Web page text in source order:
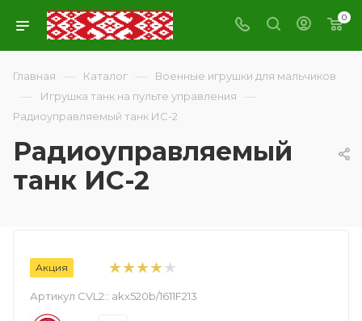
0
Главная — Каталог — Военные игрушки для мальчиков
— Игрушка танк на пульте управления —
Радиоуправляемый танк ИС-2
Радиоуправляемый
танк ИС-2
Акция
Артикул CVL2:: akx520b/1611F213